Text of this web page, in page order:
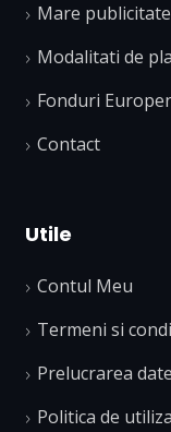
Mare publicitate
Modalitati de
Fonduri
Contact
Utile
Contul Meu
Termeni si
Prelucrarea
Politica de